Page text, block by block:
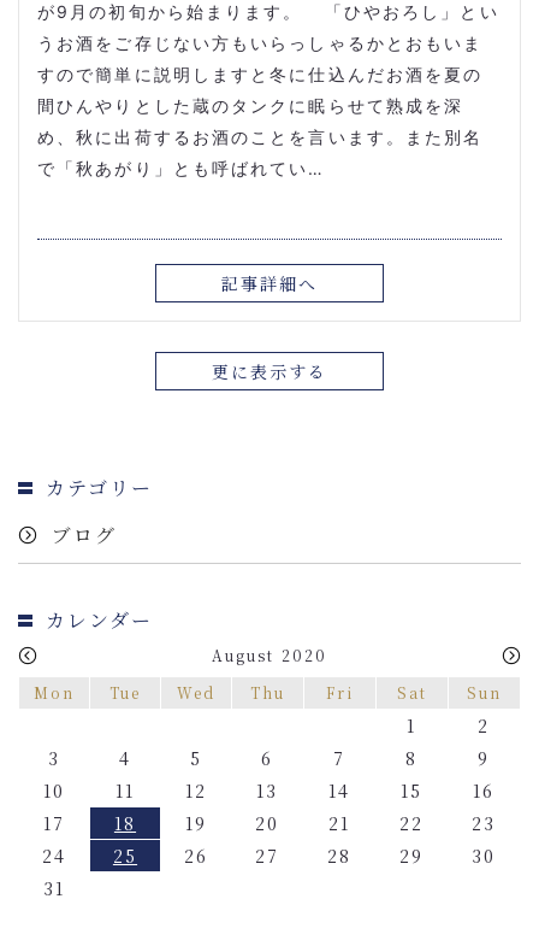
が9月の初旬から始まります。 「ひやおろし」とい
うお酒をご存じない方もいらっしゃるかとおもいま
すので簡単に説明しますと冬に仕込んだお酒を夏の
間ひんやりとした蔵のタンクに眠らせて熟成を深
め、秋に出荷するお酒のことを言います。また別名
で「秋あがり」とも呼ばれてい…
記事詳細へ
更に表示する
カテゴリー
ブログ
カレンダー
August 2020
Mon
Tue Wed Thu Fri Sat Sun
1
2
3
4 5 6 7 8
9
10
11 12 13 14 15
16
17
18 19 20 21 22
23
24
25 26 27 28 29
30
31